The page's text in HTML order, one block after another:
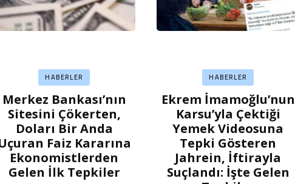
HABERLER
Merkez Bankası’nın
Sitesini Çökerten,
Doları Bir Anda
Faiz Kararına
Ekonomistlerden
Gelen İlk Tepkiler
HABERLER
Ekrem İmamoğlu’nun
Karsu’yla Çektiği
Yemek Videosuna
Tepki Gösteren
Jahrein, İftirayla
Suçlandı: İşte Gelen